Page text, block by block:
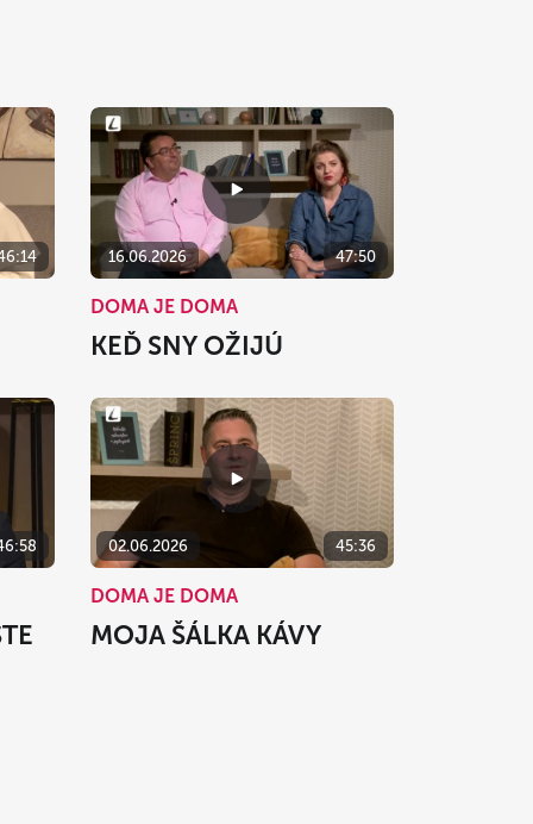
16.06.2026 47:50
DOMA JE DOMA
KEĎ SNY OŽIJÚ
02.06.2026 45:36
DOMA JE DOMA
MOJA ŠÁLKA KÁVY